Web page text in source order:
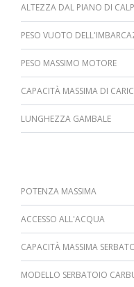
ALTEZZA DAL PIANO DI
PESO VUOTO
PESO MASSIMO MOTORE
CAPACITÀ MASSIMA DI
LUNGHEZZA GAMBALE
POTENZA MASSIMA
ACCESSO ALL'ACQUA
CAPACITÀ MASSIMA
MODELLO SERBATOIO